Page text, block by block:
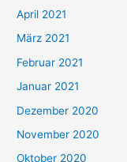
:
April 2021
März 2021
Februar 2021
Januar 2021
Dezember 2020
November 2020
Oktober 2020